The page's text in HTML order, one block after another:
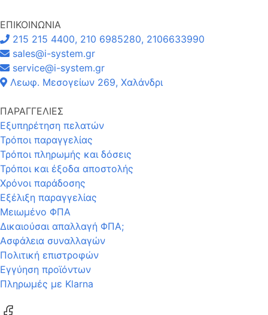
ΕΠΙΚΟΙΝΩΝΙΑ
215 215 4400, 210 6985280, 2106633990
sales@i-system.gr
service@i-system.gr
Λεωφ. Μεσογείων 269, Χαλάνδρι
ΠΑΡΑΓΓΕΛΙΕΣ
Εξυπηρέτηση πελατών
Τρόποι παραγγελίας
Τρόποι πληρωμής και δόσεις
Τρόποι και έξοδα αποστολής
Χρόνοι παράδοσης
Εξέλιξη παραγγελίας
Μειωμένο ΦΠΑ
Δικαιούσαι απαλλαγή ΦΠΑ;
Ασφάλεια συναλλαγών
Πολιτική επιστροφών
Εγγύηση προϊόντων
Πληρωμές με Klarna